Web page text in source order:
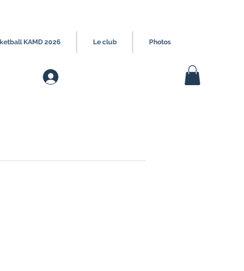
KAMD 2026 Le club Photos